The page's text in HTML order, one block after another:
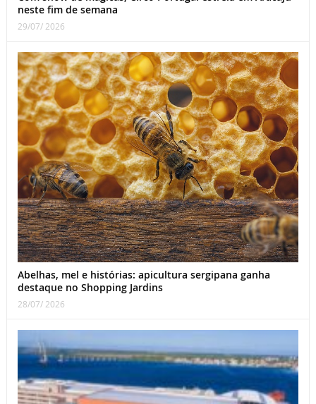
neste fim de semana
29/07/ 2026
Abelhas, mel e histórias: apicultura sergipana ganha
destaque no Shopping Jardins
28/07/ 2026